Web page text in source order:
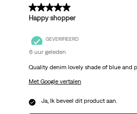
5 van 5 sterren.
Happy shopper
GEVERIFIEERD
6 uur geleden
Quality denim lovely shade of blue and
Met Google vertalen
Ja, Ik beveel dit product aan.